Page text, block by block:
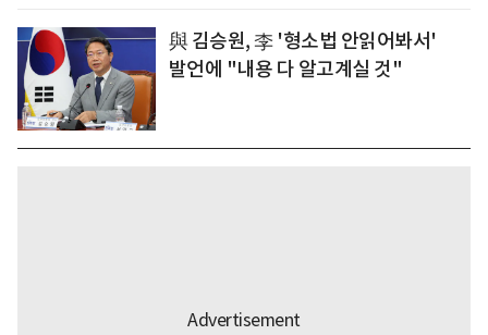
與 김승원, 李 '형소법 안읽어봐서'
발언에 "내용 다 알고계실 것"